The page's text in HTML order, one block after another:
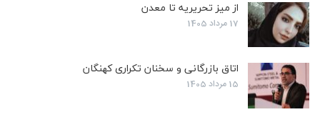
از میز تحریریه تا معدن
17 مرداد 1405
اتاق بازرگانی و سخنان تکراری کهنگان
15 مرداد 1405